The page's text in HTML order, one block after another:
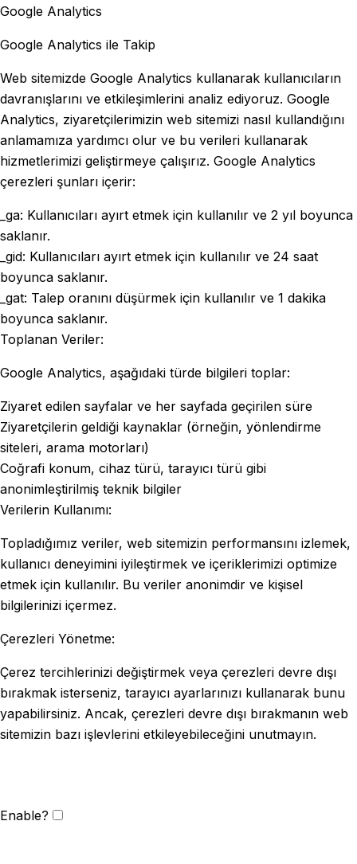
Google Analytics
Google Analytics ile Takip
Web sitemizde Google Analytics kullanarak kullanıcıların
davranışlarını ve etkileşimlerini analiz ediyoruz. Google
Analytics, ziyaretçilerimizin web sitemizi nasıl kullandığını
anlamamıza yardımcı olur ve bu verileri kullanarak
hizmetlerimizi geliştirmeye çalışırız. Google Analytics
çerezleri şunları içerir:
_ga: Kullanıcıları ayırt etmek için kullanılır ve 2 yıl boyunca
saklanır.
_gid: Kullanıcıları ayırt etmek için kullanılır ve 24 saat
boyunca saklanır.
_gat: Talep oranını düşürmek için kullanılır ve 1 dakika
boyunca saklanır.
Toplanan Veriler:
Google Analytics, aşağıdaki türde bilgileri toplar:
Ziyaret edilen sayfalar ve her sayfada geçirilen süre
Ziyaretçilerin geldiği kaynaklar (örneğin, yönlendirme
siteleri, arama motorları)
Coğrafi konum, cihaz türü, tarayıcı türü gibi
anonimleştirilmiş teknik bilgiler
Verilerin Kullanımı:
Topladığımız veriler, web sitemizin performansını izlemek,
kullanıcı deneyimini iyileştirmek ve içeriklerimizi optimize
etmek için kullanılır. Bu veriler anonimdir ve kişisel
bilgilerinizi içermez.
Çerezleri Yönetme:
Çerez tercihlerinizi değiştirmek veya çerezleri devre dışı
bırakmak isterseniz, tarayıcı ayarlarınızı kullanarak bunu
yapabilirsiniz. Ancak, çerezleri devre dışı bırakmanın web
sitemizin bazı işlevlerini etkileyebileceğini unutmayın.
Enable?